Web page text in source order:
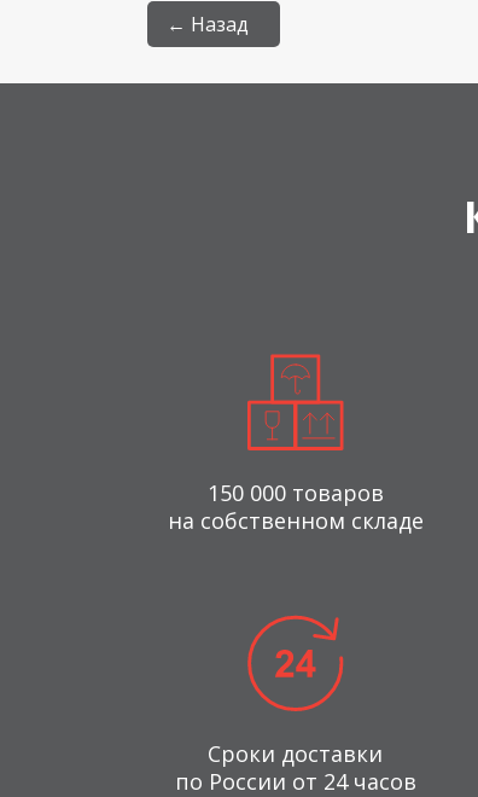
← Назад
150 000 товаров
на собственном складе
Сроки доставки
по России от 24 часов